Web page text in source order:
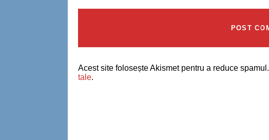
Acest site folosește Akismet pentru a reduce spamul.
tale.